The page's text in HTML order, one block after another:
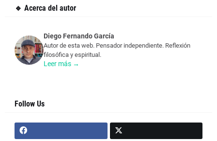
🔹 Acerca del autor
Diego Fernando García
Autor de esta web. Pensador independiente. Reflexión
filosófica y espiritual.
Leer más →
Follow Us